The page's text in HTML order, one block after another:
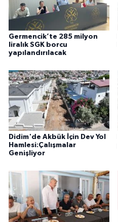
Germencik’te 285 milyon
liralık SGK borcu
yapılandırılacak
Didim'de Akbük İçin Dev Yol
Hamlesi:Çalışmalar
Genişliyor